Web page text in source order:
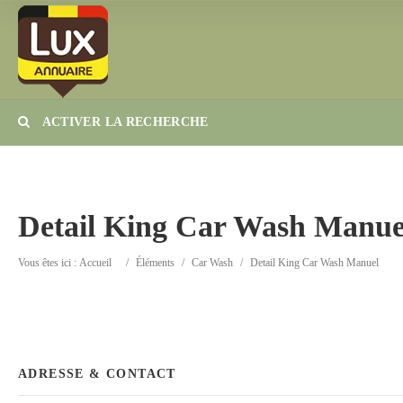
ACTIVER LA RECHERCHE
Catégorie Lieu
Detail King Car Wash
Vous êtes ici : Accueil / Éléments / Car Wash / Detail King Car Wash Manuel
ADRESSE & CONTACT